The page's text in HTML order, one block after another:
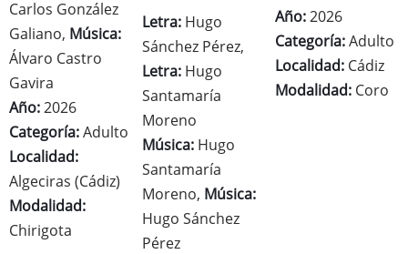
Carlos González
Galiano, Música:
Álvaro Castro
Gavira
Año:2026
Categoría:Adulto
Localidad:
Algeciras (Cádiz)
Modalidad:
Chirigota
Letra: Hugo
Sánchez Pérez,
Letra: Hugo
Santamaría
Moreno
Música: Hugo
Santamaría
Moreno, Música:
Hugo Sánchez
Pérez
Año:2026
Categoría:Adulto
Localidad: Cádiz
Modalidad: Coro